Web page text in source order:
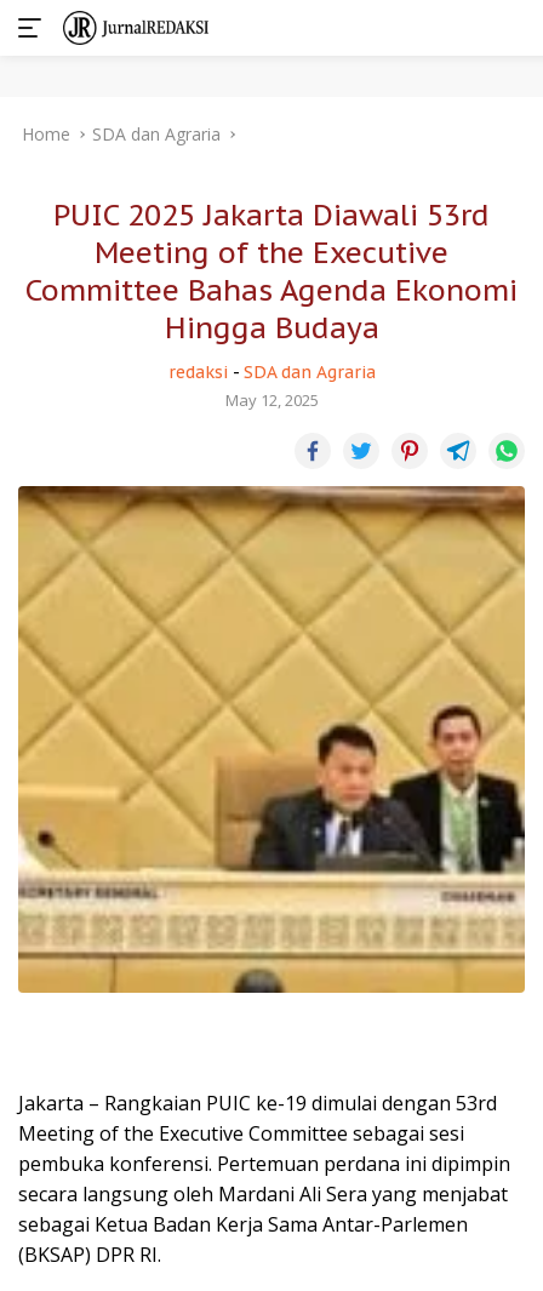
Home SDA dan Agraria
PUIC 2025 Jakarta Diawali 53rd
Meeting of the Executive
Committee Bahas Agenda Ekonomi
Hingga Budaya
redaksi - SDA dan Agraria
May 12, 2025
Jakarta – Rangkaian PUIC ke-19 dimulai dengan 53rd
Meeting of the Executive Committee sebagai sesi
pembuka konferensi. Pertemuan perdana ini dipimpin
secara langsung oleh Mardani Ali Sera yang menjabat
sebagai Ketua Badan Kerja Sama Antar-Parlemen
(BKSAP) DPR RI.